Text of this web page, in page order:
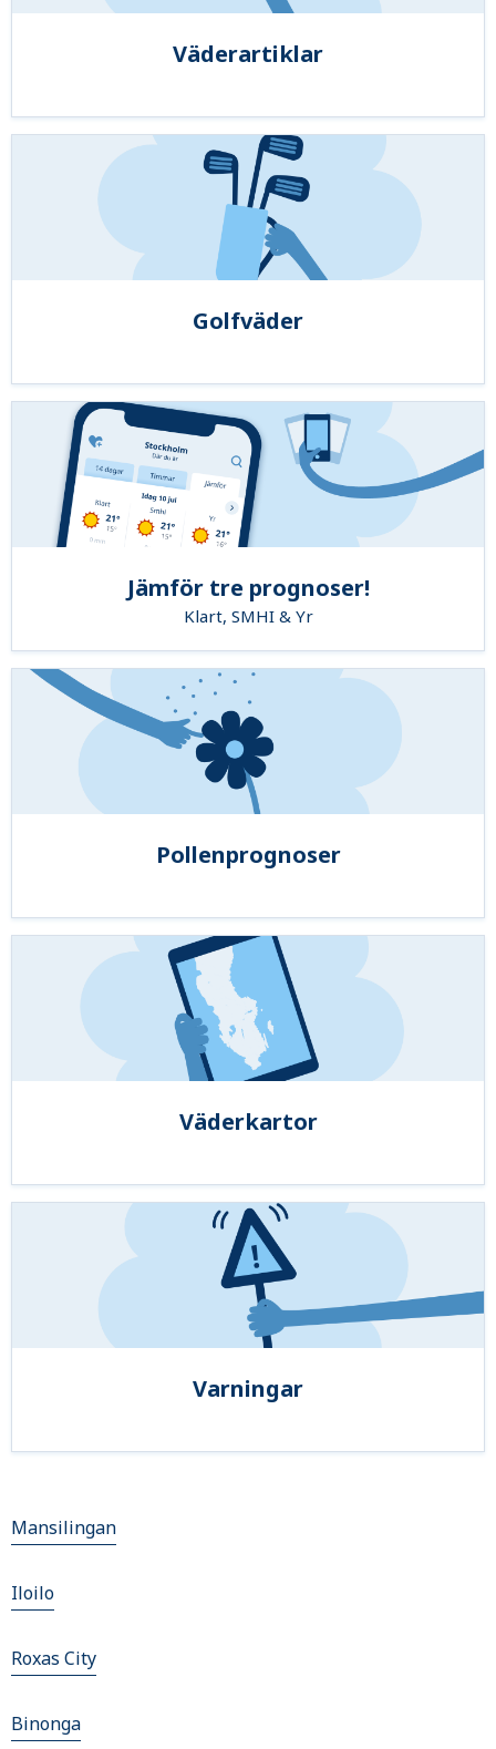
Väderartiklar
Golfväder
Jämför tre prognoser!
Klart, SMHI & Yr
Pollenprognoser
Väderkartor
Varningar
Mansilingan
Iloilo
Roxas City
Binonga